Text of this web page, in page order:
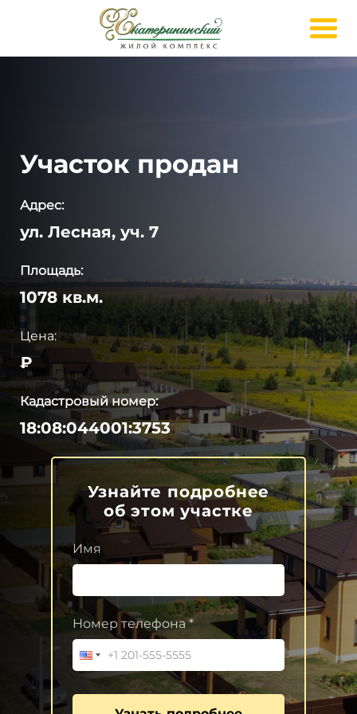
Участок продан
Адрес:
ул. Лесная, уч. 7
Площадь:
1078 кв.м.
Цена:
₽
Кадастровый номер:
18:08:044001:3753
Узнайте подробнее
об этом участке
Имя
Номер телефона *